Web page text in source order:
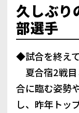
久しぶり
部選手
◆試合を終えて
夏合宿2戦目
合に臨む姿勢
し、昨年トッ